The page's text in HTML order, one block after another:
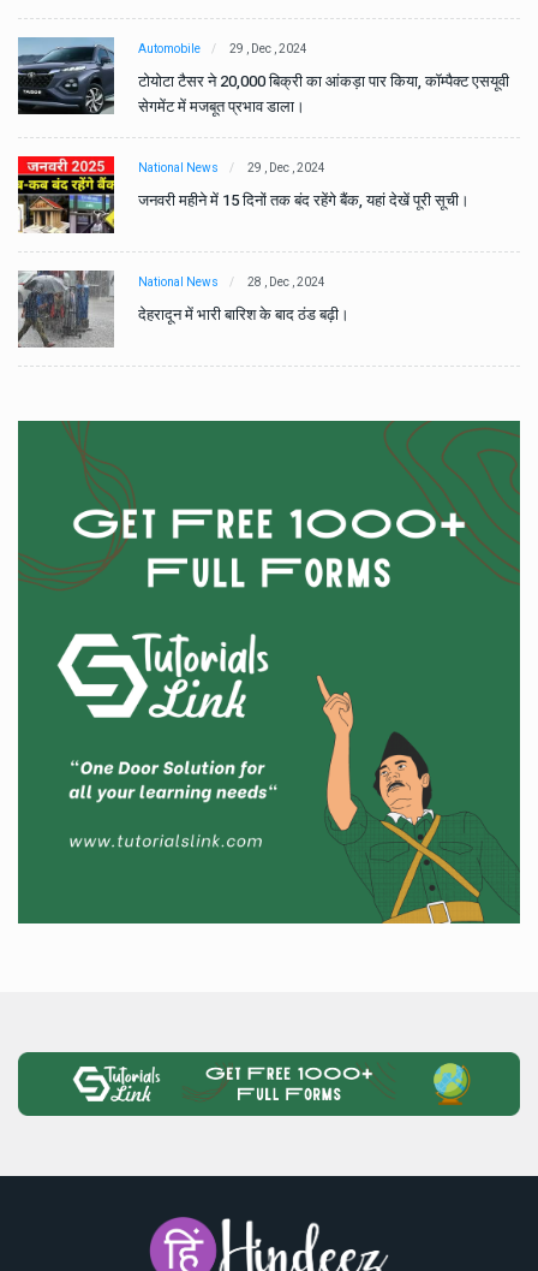
Automobile 29 , Dec , 2024
टोयोटा टैसर ने 20,000 बिक्री का आंकड़ा पार किया, कॉम्पैक्ट एसयूवी
सेगमेंट में मजबूत प्रभाव डाला।
National News 29 , Dec , 2024
जनवरी महीने में 15 दिनों तक बंद रहेंगे बैंक, यहां देखें पूरी सूची।
National News 28 , Dec , 2024
देहरादून में भारी बारिश के बाद ठंड बढ़ी।